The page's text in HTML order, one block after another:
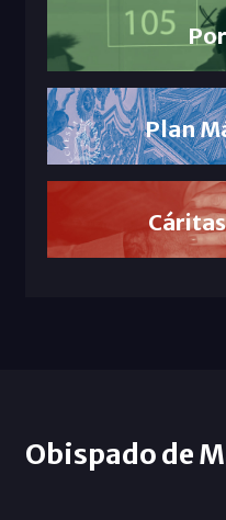
Plan
Obispado de